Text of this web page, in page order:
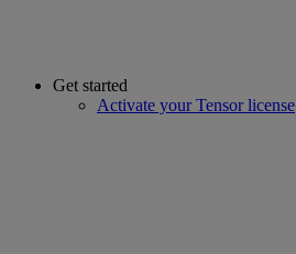
Get started
Activate your Tensor license